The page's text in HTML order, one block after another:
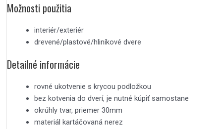
Možnosti použitia
interiér/exteriér
drevené/plastové/hliníkové dvere
Detailné informácie
rovné ukotvenie s krycou podložkou
bez kotvenia do dverí, je nutné kúpiť samostane
okrúhly tvar, priemer 30mm
materiál kartáčovaná nerez